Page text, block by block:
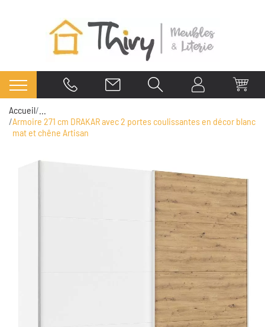
Accueil
Armoire 271 cm DRAKAR avec 2 portes coulissantes en décor blanc
mat et chêne Artisan